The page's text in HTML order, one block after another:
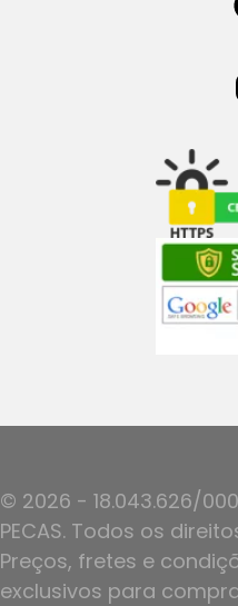
© 2026 - 18.043.626/
PECAS. Todos os
Preços, fretes e
exclusivos para